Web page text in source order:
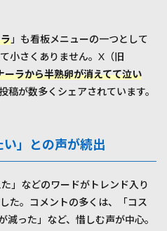
」も看板メニューの一つとして
小さくありません。X（旧
ーラから半熟卵が消えてて泣い
稿が数多くシェアされています。
い」との声が続出
」などのワードがトレンド入り
た。コメントの多くは、「コス
った」など、惜しむ声が中心。